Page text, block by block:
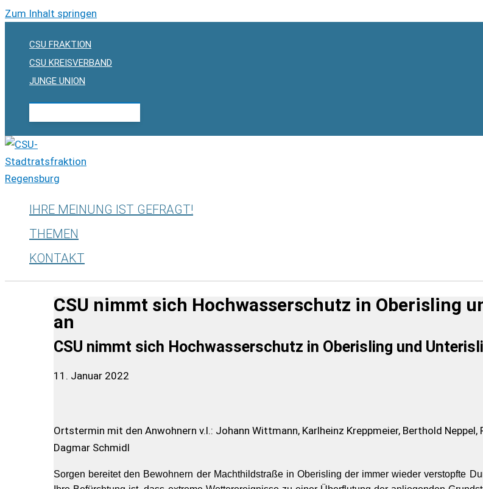
Zum Inhalt springen
CSU FRAKTION
CSU KREISVERBAND
JUNGE UNION
IHRE MEINUNG IST GEFRAGT!
THEMEN
KONTAKT
CSU nimmt sich Hochwasserschutz in Oberisling
an
CSU nimmt sich Hochwasserschutz in Oberisling und
11. Januar 2022
Ortstermin mit den Anwohnern v.l.: Johann Wittmann, Karlheinz Kreppmeier, Berthold
Dagmar Schmidl
Sorgen bereitet den Bewohnern der Machthildstraße in Oberisling der immer wieder verstopfte